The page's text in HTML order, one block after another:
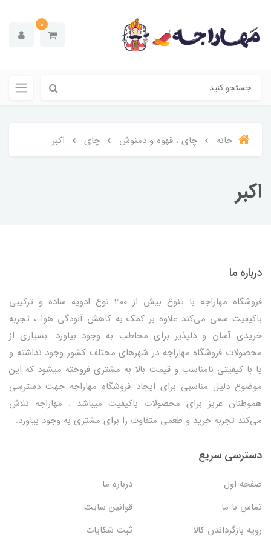
0
خانه چای ، قهوه و دمنوش چای اکبر
اکبر
درباره ما
فروشگاه مهاراجه با تنوع بیش از 300 نوع ادویه ساده و ترکیبی
باکیفیت سعی می‌کند علاوه بر کمک به کاهش آلودگی هوا ، تجربه
خریدی آسان و دلپذیر برای مخاطب به وجود بیاورد. بسیاری از
محصولات فروشگاه مهاراجه در شهرهای مختلف کشور وجود نداشته و
یا با کیفیتی نامناسب و قیمت بالا به مشتری فروخته میشود که این
موضوع دلیل مناسبی برای ایجاد فروشگاه مهاراجه جهت دسترسی
هموطنان عزیز برای محصولات باکیفیت میباشد . مهاراجه تلاش
می‌کند تجربه خرید و طعمی متفاوت را برای مشتری به وجود بیاورد.
دسترسی سریع
صفحه اول
درباره ما
تماس با ما
قوانین سایت
رویه بازگرداندن کالا
ثبت شکایات